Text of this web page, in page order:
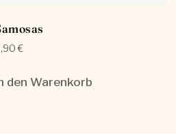
€
den Warenkorb